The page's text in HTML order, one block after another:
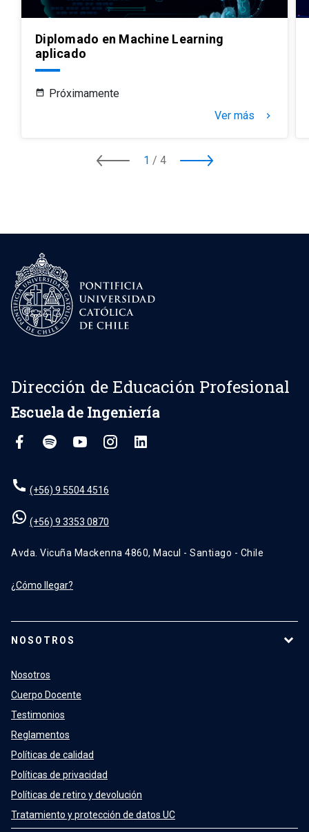
Diplomado en Machine Learning
aplicado
Próximamente
Ver más
keyboard_arrow_right
1 / 4
Dirección de Educación Profesional
Escuela de Ingeniería
(+56) 9 5504 4516
(+56) 9 3353 0870
Avda. Vicuña Mackenna 4860, Macul - Santiago - Chile
¿Cómo llegar?
NOSOTROS
Nosotros
Cuerpo Docente
Testimonios
Reglamentos
Políticas de calidad
Políticas de privacidad
Políticas de retiro y devolución
Tratamiento y protección de datos UC